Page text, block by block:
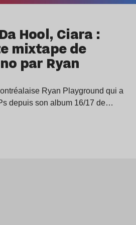
Hool, Ciara :
mixtape de
par Ryan
Ryan Playground qui a
depuis son album 16/17 de…